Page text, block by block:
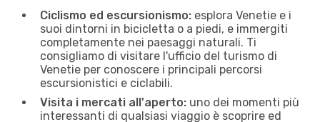
Ciclismo ed escursionismo: esplora Venetie e i
suoi dintorni in bicicletta o a piedi, e immergiti
completamente nei paesaggi naturali. Ti
consigliamo di visitare l'ufficio del turismo di
Venetie per conoscere i principali percorsi
escursionistici e ciclabili.
Visita i mercati all'aperto: uno dei momenti più
interessanti di qualsiasi viaggio è scoprire ed